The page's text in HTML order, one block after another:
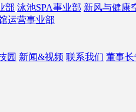
部 泳池SPA事业部 新风与健康
运营事业部
园 新闻&视频 联系我们 董事